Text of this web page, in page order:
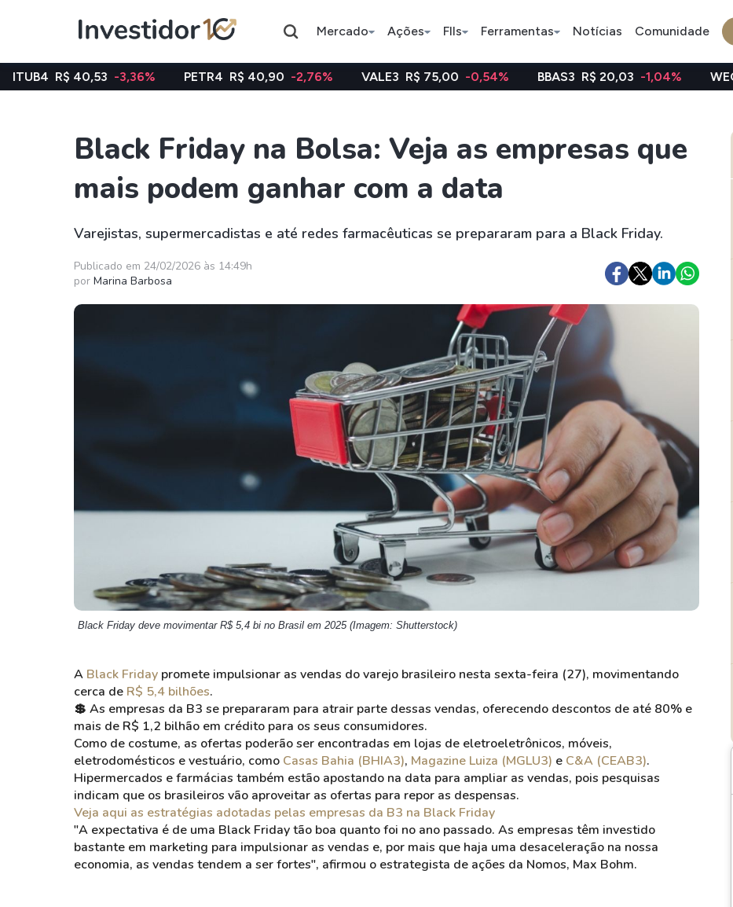
Mercado Ações FIIs Ferramentas Notícias Comunidade
Assuntos do momento
Índice
Ibovespa
Ação
Petrobras
Ação
Bradesco
Taesa
Itausa
RECR11
KNRI11
KNCR11
IVVB11
GOLD11
XINA11
Ver todos
Apple
Amazon
Google
Meta
Coca-Cola
Ver todos
Criptomoedas
Bitcoin
Ethereum
Ver todos
-3,36% PETR4 R$ 40,90 -2,76% VALE3 R$ 75,00 -0,54% BBAS3 R$ 20,03 -1,04% WEGE3 R$ 47,96
Black Friday na Bolsa: Veja as empresas que
mais podem ganhar com a data
Varejistas, supermercadistas e até redes farmacêuticas se prepararam para a Black Friday.
Publicado em 24/02/2026 às 14:49h
por Marina Barbosa
Black Friday deve movimentar R$ 5,4 bi no Brasil em 2025 (Imagem: Shutterstock)
A Black Friday promete impulsionar as vendas do varejo brasileiro nesta sexta-feira (27), movimentando
cerca de R$ 5,4 bilhões.
💲 As empresas da B3 se prepararam para atrair parte dessas vendas, oferecendo descontos de até 80% e
mais de R$ 1,2 bilhão em crédito para os seus consumidores.
Como de costume, as ofertas poderão ser encontradas em lojas de eletroeletrônicos, móveis,
eletrodomésticos e vestuário, como Casas Bahia (BHIA3), Magazine Luiza (MGLU3) e C&A (CEAB3).
Hipermercados e farmácias também estão apostando na data para ampliar as vendas, pois pesquisas
indicam que os brasileiros vão aproveitar as ofertas para repor as despensas.
Veja aqui as estratégias adotadas pelas empresas da B3 na Black Friday
"A expectativa é de uma Black Friday tão boa quanto foi no ano passado. As empresas têm investido
bastante em marketing para impulsionar as vendas e, por mais que haja uma desaceleração na nossa
economia, as vendas tendem a ser fortes", afirmou o estrategista de ações da Nomos, Max Bohm.